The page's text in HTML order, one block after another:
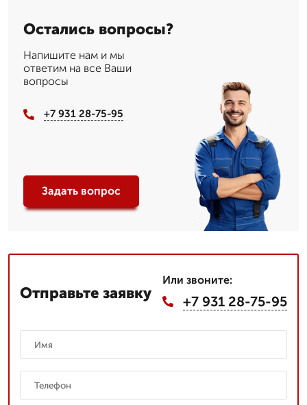
Остались вопросы?
Напишите нам и мы
ответим на все Ваши
вопросы
+7 931 28-75-95
Задать вопрос
Отправьте заявку
Или звоните:
+7 931 28-75-95